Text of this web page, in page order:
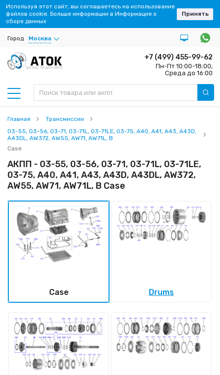
Город Москва
ЗАПЧАСТИ ДЛЯ АКПП
+7 (499) 455-99-62
Пн-Пт 10:00-18:00,
Среда до 16:00
Главная
Трансмиссии
03-55, 03-56, 03-71, 03-71L, 03-71LE, 03-75, A40, A41, A43, A43D,
A43DL, AW372, AW55, AW71, AW71L, B
Case
АКПП - 03-55, 03-56, 03-71, 03-71L, 03-71LE,
03-75, A40, A41, A43, A43D, A43DL, AW372,
AW55, AW71, AW71L, B Case
Case Drums
Используя этот сайт, вы соглашаетесь на использование
файлов cookie. Больше информации в Информация о
сборе данных
Принять